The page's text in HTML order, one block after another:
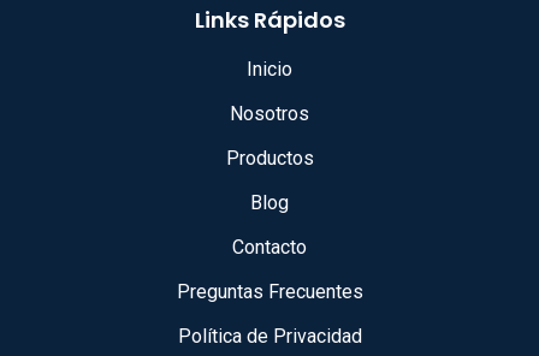
Links Rápidos
Inicio
Nosotros
Productos
Blog
Contacto
Preguntas Frecuentes
Política de Privacidad